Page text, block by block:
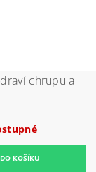
chrupu a